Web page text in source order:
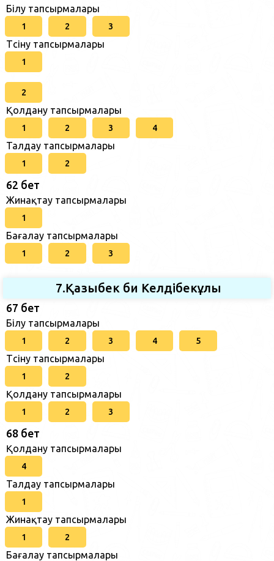
Білу тапсырмалары
1 2 3
Түсіну тапсырмалары
1
2
Қолдану тапсырмалары
1 2 3 4
Талдау тапсырмалары
1 2
62 бет
Жинақтау тапсырмалары
1
Бағалау тапсырмалары
1 2 3
7.Қазыбек би Келдібекұлы
67 бет
Білу тапсырмалары
1 2 3 4 5
Түсіну тапсырмалары
1 2
Қолдану тапсырмалары
1 2 3
68 бет
Қолдану тапсырмалары
4
Талдау тапсырмалары
1
Жинақтау тапсырмалары
1 2
Бағалау тапсырмалары